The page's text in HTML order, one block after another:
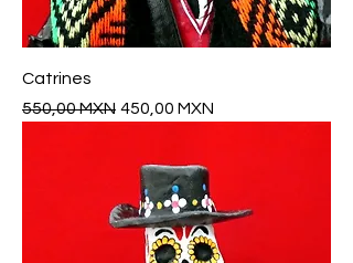
Catrines
Precio
550,00 MXN Precio de oferta
450,00 MXN